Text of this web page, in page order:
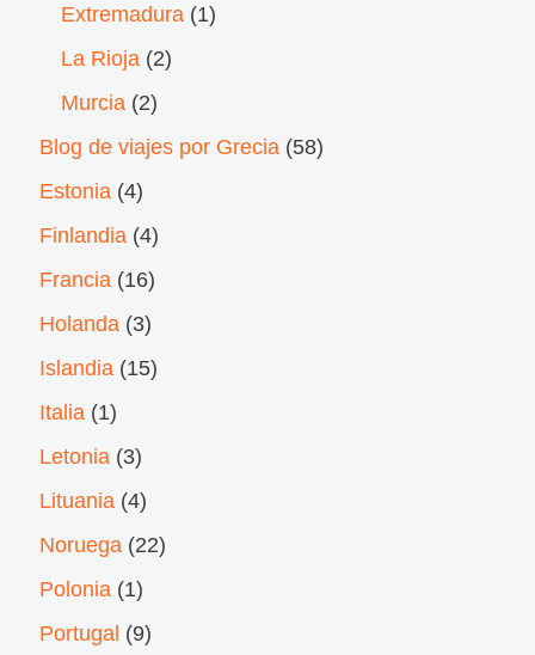
Extremadura (1)
La Rioja (2)
Murcia (2)
Blog de viajes por Grecia (58)
Estonia (4)
Finlandia (4)
Francia (16)
Holanda (3)
Islandia (15)
Italia (1)
Letonia (3)
Lituania (4)
Noruega (22)
Polonia (1)
Portugal (9)